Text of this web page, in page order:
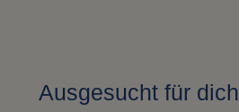
Ausgesucht für dich